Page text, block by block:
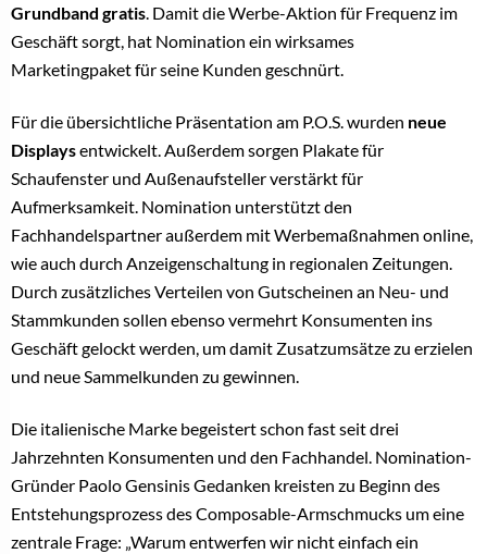
Grundband gratis . Damit die Werbe-Aktion für Frequenz im
Geschäft sorgt, hat Nomination ein wirksames
Marketingpaket für seine Kunden geschnürt.
Für die übersichtliche Präsentation am P.O.S. wurden neue
Displaysentwickelt. Außerdem sorgen Plakate für
Schaufenster und Außenaufsteller verstärkt für
Aufmerksamkeit. Nomination unterstützt den
Fachhandelspartner außerdem mit Werbemaßnahmen online,
wie auch durch Anzeigenschaltung in regionalen Zeitungen.
Durch zusätzliches Verteilen von Gutscheinen an Neu- und
Stammkunden sollen ebenso vermehrt Konsumenten ins
Geschäft gelockt werden, um damit Zusatzumsätze zu erzielen
und neue Sammelkunden zu gewinnen.
Die italienische Marke begeistert schon fast seit drei
Jahrzehnten Konsumenten und den Fachhandel. Nomination-
Gründer Paolo Gensinis Gedanken kreisten zu Beginn des
Entstehungsprozess des Composable-Armschmucks um eine
zentrale Frage: „Warum entwerfen wir nicht einfach ein